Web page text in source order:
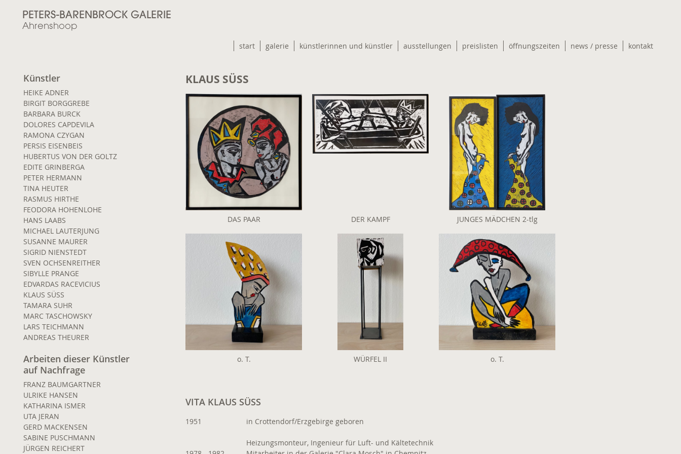
start galerie künstlerinnen und künstler ausstellungen preislisten öffnungszeiten news / presse kontakt
Künstler
HEIKE ADNER
BIRGIT BORGGREBE
BARBARA BURCK
DOLORES CAPDEVILA
RAMONA CZYGAN
PERSIS EISENBEIS
HUBERTUS VON DER GOLTZ
EDITE GRINBERGA
PETER HERMANN
TINA HEUTER
RASMUS HIRTHE
FEODORA HOHENLOHE
HANS LAABS
MICHAEL LAUTERJUNG
SUSANNE MAURER
SIGRID NIENSTEDT
SVEN OCHSENREITHER
SIBYLLE PRANGE
EDVARDAS RACEVICIUS
KLAUS SÜSS
TAMARA SUHR
MARC TASCHOWSKY
LARS TEICHMANN
ANDREAS THEURER
Arbeiten dieser Künstler
auf Nachfrage
FRANZ BAUMGARTNER
ULRIKE HANSEN
KATHARINA ISMER
UTA JERAN
GERD MACKENSEN
SABINE PUSCHMANN
JÜRGEN REICHERT
KLAUS SÜSS
DAS PAAR DER KAMPF JUNGES MÄDCHEN 2-tlg
o. T. WÜRFEL II o. T.
VITA KLAUS SÜSS
1951 in Crottendorf/Erzgebirge geboren
Heizungsmonteur, Ingenieur für Luft- und Kältetechnik